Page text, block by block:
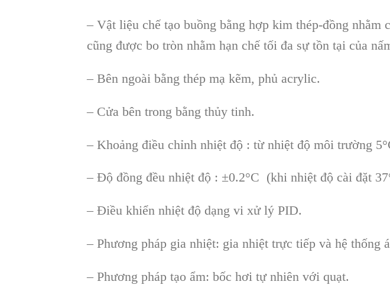
– Vật liệu chế tạo buồng bằng hợp kim thép-đồng nhằm
cũng được bo tròn nhằm hạn chế tối đa sự tồn tại của
– Bên ngoài bằng thép mạ kẽm, phủ acrylic.
– Cửa bên trong bằng thủy tinh.
– Khoảng điều chỉnh nhiệt độ : từ nhiệt độ môi trường
– Độ đồng đều nhiệt độ : ±0.2°C (khi nhiệt độ cài đặt
– Điều khiển nhiệt độ dạng vi xử lý PID.
– Phương pháp gia nhiệt: gia nhiệt trực tiếp và hệ thống
– Phương pháp tạo ẩm: bốc hơi tự nhiên với quạt.